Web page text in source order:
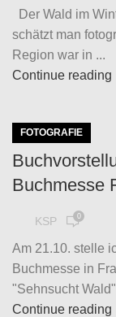
Der Wald im
schätzt man
Region war in ...
Continue reading
FOTOGRAFIE
Buchmesse
KSP 0
Am 21.10. stelle
Buchmesse in
"Sehnsucht
Continue reading